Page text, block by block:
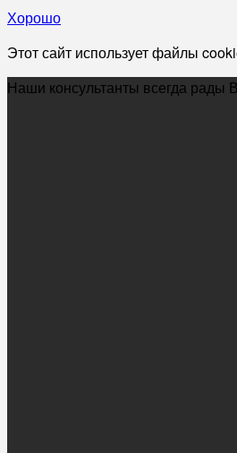
Хорошо
Этот сайт использует файлы
Наши консультанты всегда рады